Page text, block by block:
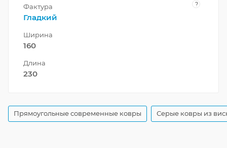
Фактура ?
Гладкий
Ширина
160
Длина
230
Прямоугольные современные ковры Серые ковры из